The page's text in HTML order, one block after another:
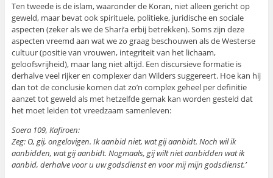
Ten tweede is de islam, waaronder de Koran, niet alleen gericht op
geweld, maar bevat ook spirituele, politieke, juridische en sociale
aspecten (zeker als we de Shari’a erbij betrekken). Soms zijn deze
aspecten vreemd aan wat we zo graag beschouwen als de Westerse
cultuur (positie van vrouwen, integriteit van het lichaam,
geloofsvrijheid), maar lang niet altijd. Een discursieve formatie is
derhalve veel rijker en complexer dan Wilders suggereert. Hoe kan hij
dan tot de conclusie komen dat zo’n complex geheel per definitie
aanzet tot geweld als met hetzelfde gemak kan worden gesteld dat
het moet leiden tot vreedzaam samenleven:
Soera 109, Kafiroen:
Zeg: O, gij, ongelovigen. Ik aanbid niet, wat gij aanbidt. Noch wil ik
aanbidden, wat gij aanbidt. Nogmaals, gij wilt niet aanbidden wat ik
aanbid, derhalve voor u uw godsdienst en voor mij mijn godsdienst.’